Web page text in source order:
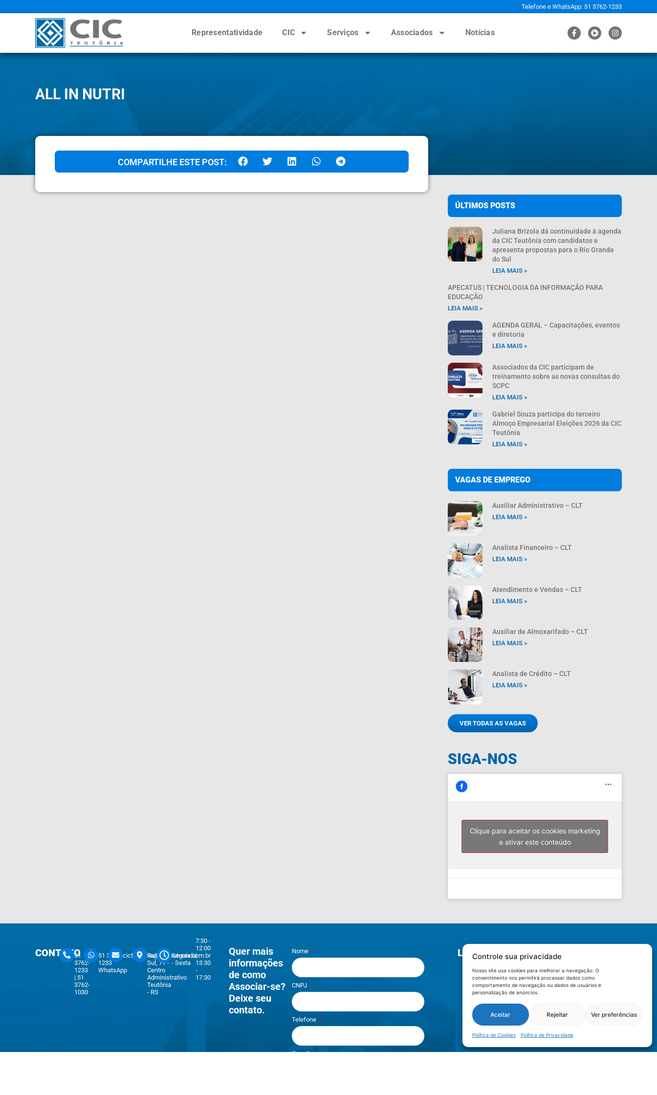
Controle sua privacidade
Nosso site usa cookies para melhorar a navegação. O
consentimento nos permitirá processar dados como
comportamento de navegação ou dados de usuários e
personalização de anúncios.
Aceitar Rejeitar Ver preferências
Política de Cookies Política de Privacidade
Telefone e WhatsApp: 51 3762-1233
Representatividade CIC Serviços Associados Notícias
ALL IN NUTRI
COMPARTILHE ESTE POST:
ÚLTIMOS POSTS
Juliana Brizola dá continuidade à agenda
da CIC Teutônia com candidatos e
apresenta propostas para o Rio Grande
do Sul
LEIA MAIS »
APECATUS | TECNOLOGIA DA INFORMAÇÃO PARA
EDUCAÇÃO
LEIA MAIS »
AGENDA GERAL – Capacitações, eventos
e diretoria
LEIA MAIS »
Associados da CIC participam de
treinamento sobre as novas consultas do
SCPC
LEIA MAIS »
Gabriel Souza participa do terceiro
Almoço Empresarial Eleições 2026 da CIC
Teutônia
LEIA MAIS »
VAGAS DE EMPREGO
Auxiliar Administrativo – CLT
LEIA MAIS »
Analista Financeiro – CLT
LEIA MAIS »
Atendimento e Vendas – CLT
LEIA MAIS »
Auxiliar de Almoxarifado – CLT
LEIA MAIS »
Analista de Crédito – CLT
LEIA MAIS »
VER TODAS AS VAGAS
SIGA-NOS
Clique para aceitar os cookies marketing
e ativar este conteúdo
CONTATO
51
3762-
1233
| 51
3762-
1030
51 3762-
1233
WhatsApp
cicteutonia@cicteutonia.com.br
Rua Um
Sul, 77 -
Centro
Administrativo
Teutônia
- RS
Segunda
- Sexta
7:30 -
12:00
|
13:30
-
17:30
Quer mais
informações
de como
Associar-se?
Deixe seu
contato.
Nome
CNPJ
Telefone
E-mail
LOCALIZAÇÃO